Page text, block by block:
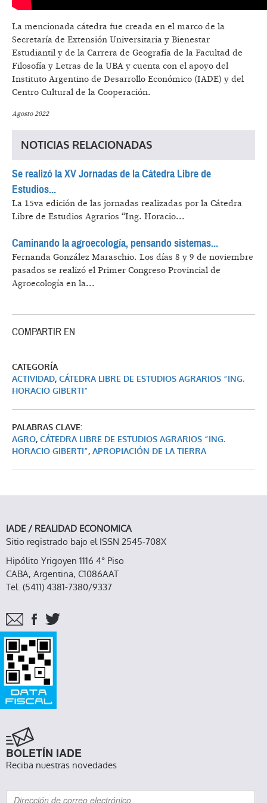
La mencionada cátedra fue creada en el marco de la
Secretaría de Extensión Universitaria y Bienestar
Estudiantil y de la Carrera de Geografía de la Facultad de
Filosofía y Letras de la UBA y cuenta con el apoyo del
Instituto Argentino de Desarrollo Económico (IADE) y del
Centro Cultural de la Cooperación.
Agosto 2022
NOTICIAS RELACIONADAS
Se realizó la XV Jornadas de la Cátedra Libre de
Estudios...
La 15va edición de las jornadas realizadas por la Cátedra
Libre de Estudios Agrarios “Ing. Horacio...
Caminando la agroecología, pensando sistemas...
Fernanda González Maraschio. Los días 8 y 9 de noviembre
pasados se realizó el Primer Congreso Provincial de
Agroecología en la...
COMPARTIR EN
CATEGORÍA
ACTIVIDAD, CÁTEDRA LIBRE DE ESTUDIOS AGRARIOS “ING.
HORACIO GIBERTI”
PALABRAS CLAVE:
AGRO, CÁTEDRA LIBRE DE ESTUDIOS AGRARIOS “ING.
HORACIO GIBERTI”, APROPIACIÓN DE LA TIERRA
IADE / REALIDAD ECONOMICA
Sitio registrado bajo el ISSN 2545-708X
Hipólito Yrigoyen 1116 4° Piso
CABA, Argentina, C1086AAT
Tel. (5411) 4381-7380/9337
BOLETÍN IADE
Reciba nuestras novedades